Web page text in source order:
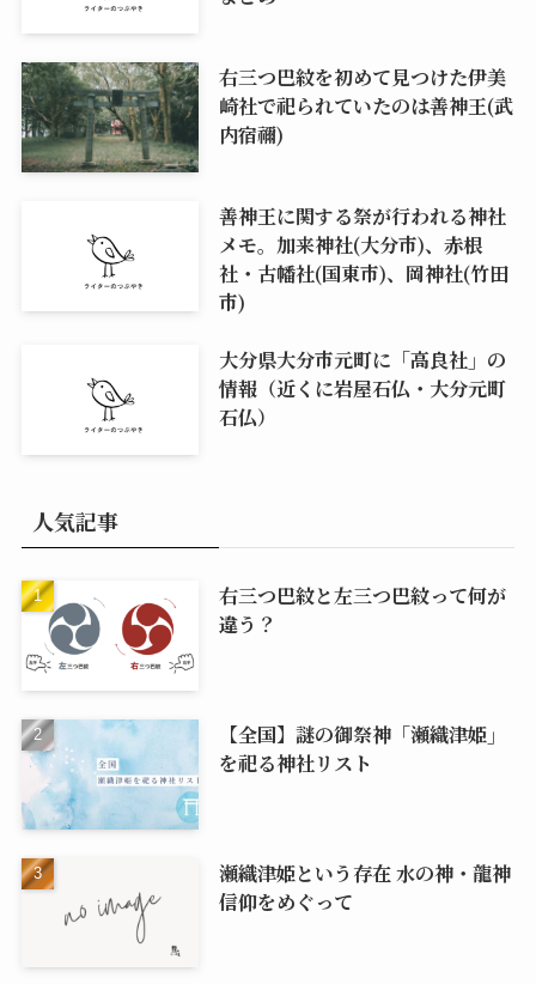
右三つ巴紋を初めて見つけた伊美
崎社で祀られていたのは善神王(武
内宿禰)
善神王に関する祭が行われる神社
メモ。加来神社(大分市)、赤根
社・古幡社(国東市)、岡神社(竹田
市)
大分県大分市元町に「高良社」の
情報（近くに岩屋石仏・大分元町
石仏）
人気記事
右三つ巴紋と左三つ巴紋って何が
違う？
【全国】謎の御祭神「瀬織津姫」
を祀る神社リスト
瀬織津姫という存在 水の神・龍神
信仰をめぐって